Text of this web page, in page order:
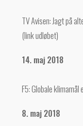
TV Avisen: Jagt på
(link udløbet)
14. maj 2018
F5: Globale klimamål
8. maj 2018